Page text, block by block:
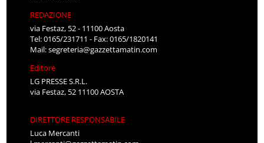
REDAZIONE
via Festaz, 52 - 11100 Aosta
Tel: 0165/231711 - Fax: 0165/1820141
Mail:segreteria@gazzettamatin.com
Editore
LG PRESSE S.R.L.
via Festaz, 52 11100 AOSTA
DIRETTORE RESPONSABILE
Luca Mercanti